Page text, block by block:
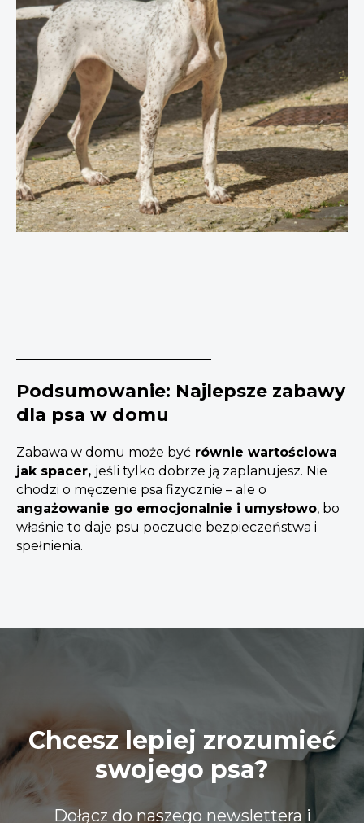
Podsumowanie: Najlepsze zabawy
dla psa w domu
Zabawa w domu może być równie wartościowa
jak spacer, jeśli tylko dobrze ją zaplanujesz. Nie
chodzi o męczenie psa fizycznie – ale o
angażowanie go emocjonalnie i umysłowo, bo
właśnie to daje psu poczucie bezpieczeństwa i
spełnienia.
Chcesz lepiej zrozumieć
swojego psa?
Dołącz do naszego newslettera i